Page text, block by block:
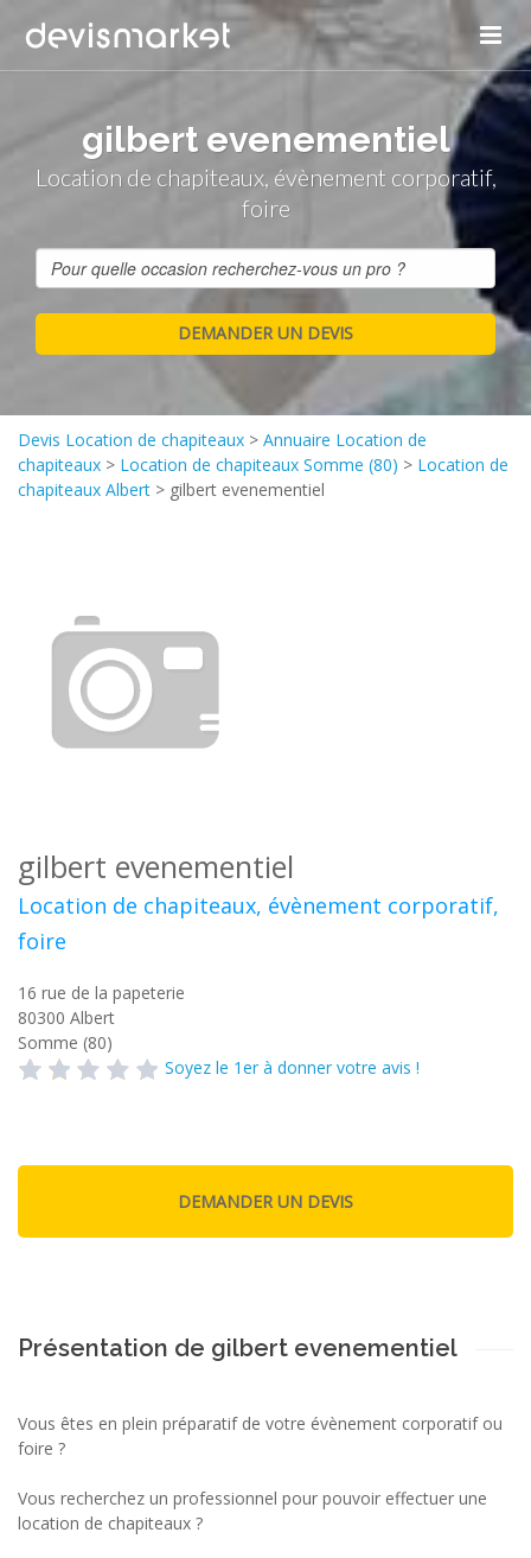
gilbert evenementiel
Location de chapiteaux, évènement corporatif,
foire
Devis Location de chapiteaux > Annuaire Location de
chapiteaux > Location de chapiteaux Somme (80) > Location de
chapiteaux Albert > gilbert evenementiel
gilbert evenementiel
Location de chapiteaux, évènement corporatif,
foire
16 rue de la papeterie
80300 Albert
Somme (80)
Soyez le 1er à donner votre avis !
Présentation de gilbert evenementiel
Vous êtes en plein préparatif de votre évènement corporatif ou
foire ?
Vous recherchez un professionnel pour pouvoir effectuer une
location de chapiteaux ?